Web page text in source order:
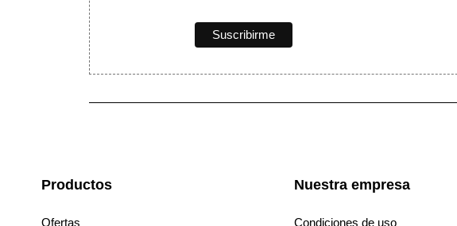
Productos
Ofertas
Nuestra empresa
Condiciones de uso